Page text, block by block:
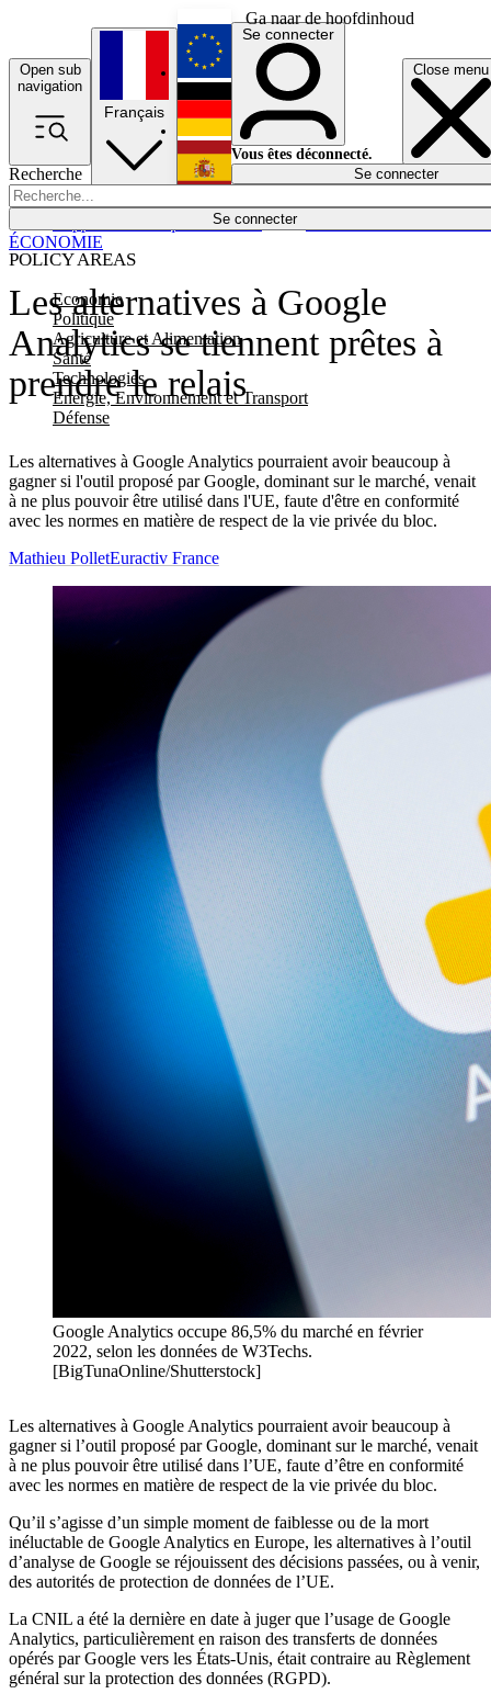
Ga naar de hoofdinhoud
Open sub
navigation
Close menu
Recherche
Se connecter
POLICY AREAS
Economie
Politique
Agriculture et Alimentation
Santé
Technologies
Energie, Environnement et Transport
Défense
Économie
Français
English
Deutsch
Español
Se connecter
Vous êtes déconnecté.
Se connecter
Les alternatives à Google
Analytics se tiennent prêtes à
prendre le relais
Les alternatives à Google Analytics pourraient avoir beaucoup à
gagner si l'outil proposé par Google, dominant sur le marché, venait
à ne plus pouvoir être utilisé dans l'UE, faute d'être en conformité
avec les normes en matière de respect de la vie privée du bloc.
ÉCONOMIE
Mathieu PolletEuractiv France
Google Analytics occupe 86,5% du marché en février
2022, selon les données de W3Techs.
[BigTunaOnline/Shutterstock]
Les alternatives à Google Analytics pourraient avoir beaucoup à
gagner si l’outil proposé par Google, dominant sur le marché, venait
à ne plus pouvoir être utilisé dans l’UE, faute d’être en conformité
avec les normes en matière de respect de la vie privée du bloc.
Qu’il s’agisse d’un simple moment de faiblesse ou de la mort
inéluctable de Google Analytics en Europe, les alternatives à l’outil
d’analyse de Google se réjouissent des décisions passées, ou à venir,
des autorités de protection de données de l’UE.
La CNIL a été la dernière en date à juger que l’usage de Google
Analytics, particulièrement en raison des transferts de données
opérés par Google vers les États-Unis, était contraire au Règlement
général sur la protection des données (RGPD).